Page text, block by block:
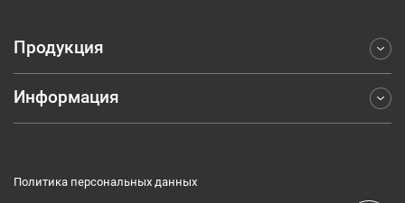
Продукция
Фрезерование
Точение
Отрезка и обработка канавок
Информация
Политика персональных данных